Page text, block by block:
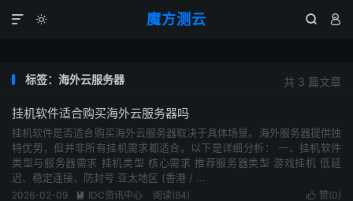
魔方测云
  

共 3 篇文章
标签：海外云服务器
挂机软件适合购买海外云服务器吗
挂机软件是否适合购买海外云服务器取决于具体场景。海外服务器提供独
特优势，但并非所有挂机需求都适合。以下是详细分析： 一、挂机软件
类型与服务器需求 挂机类型 核心需求 推荐服务器类型 游戏挂机 低延
迟、稳定连接、防封号 亚太地区 (香港 / ...
 赞(0)
2026-02-09  IDC资讯中心 阅读(84)